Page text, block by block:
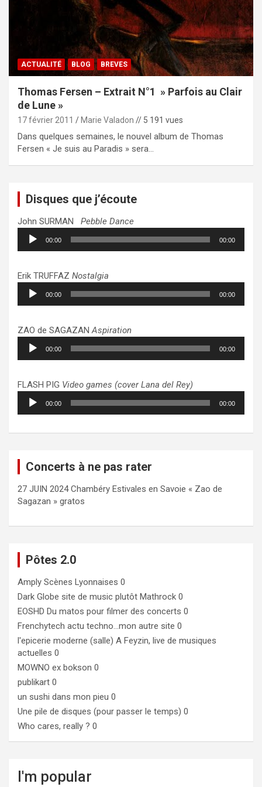
ACTUALITÉ BLOG BREVES
Thomas Fersen – Extrait N°1 » Parfois au Clair
de Lune »
17 février 2011 Marie Valadon // 5 191 vues
Dans quelques semaines, le nouvel album de Thomas
Fersen « Je suis au Paradis » sera…
Disques que j’écoute
John SURMAN Pebble Dance
Lecteur
audio
00:00 00:00
Erik TRUFFAZ Nostalgia
Lecteur
audio
00:00 00:00
ZAO de SAGAZANAspiration
Lecteur
audio
00:00 00:00
FLASH PIG Video games (cover Lana del Rey)
Lecteur
audio
00:00 00:00
Concerts à ne pas rater
27 JUIN 2024 Chambéry Estivales en Savoie « Zao de
Sagazan » gratos
Pôtes 2.0
Amply Scènes Lyonnaises 0
Dark Globe site de music plutôt Mathrock 0
EOSHD Du matos pour filmer des concerts 0
Frenchytech actu techno…mon autre site 0
l'epicerie moderne (salle) A Feyzin, live de musiques
actuelles 0
MOWNO ex bokson 0
publikart 0
un sushi dans mon pieu 0
Une pile de disques (pour passer le temps) 0
Who cares, really ? 0
I'm popular